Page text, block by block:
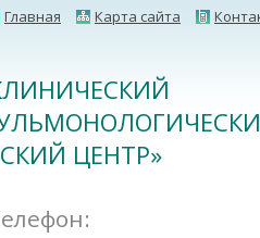
Главная Карта сайта
ЦЕНТР»